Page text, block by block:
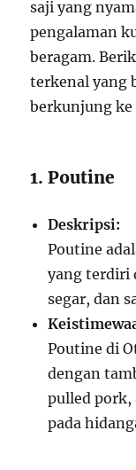
saji yang
pengalaman
beragam.
terkenal yang
berkunjung ke
1. Poutine
Deskripsi:
Poutine
yang terdiri
segar, dan
Poutine di
dengan
pulled pork,
pada